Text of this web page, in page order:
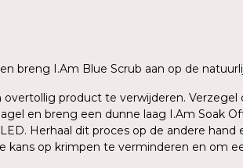
breng I.Am Blue Scrub aan op de
product te verwijderen.
en breng een dunne laag I.Am Soak
Herhaal dit proces op de andere
kans op krimpen te verminderen en om